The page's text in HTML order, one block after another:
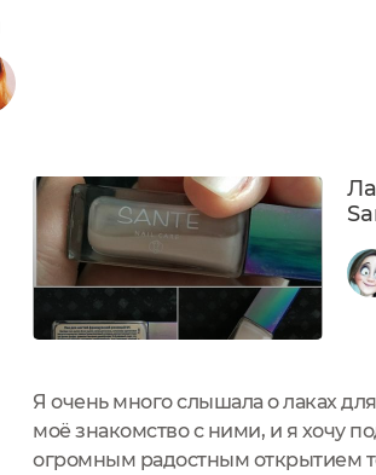
Я очень много слышала о лаках
моё знакомство с ними, и я хочу
огромным радостным открытием